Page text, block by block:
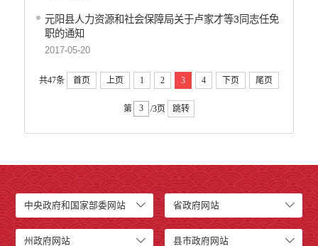
元阳县人力资源和社会保障局关于卢家才等3同志任免
职的通知
2017-05-20
共47条 首页 上页 1 2 3 4 下页 尾页
第 /3页 跳转
中央政府和国家部委网站 省政府网站
州政府网站 县市政府网站